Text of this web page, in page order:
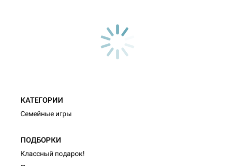
КАТЕГОРИИ
Семейные игры
ПОДБОРКИ
Классный подарок!